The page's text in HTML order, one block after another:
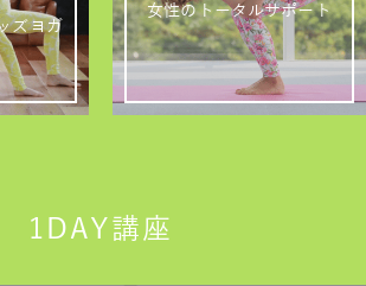
ズヨガ
女性のトータルサポート
1DAY講座